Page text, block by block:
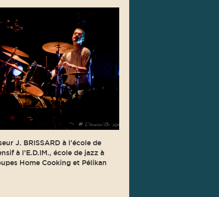
J. BRISSARD à l’école de
à l’E.D.IM., école de jazz à
Home Cooking et Pélikan